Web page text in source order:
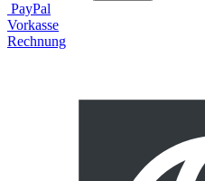
PayPal
Vorkasse
Rechnung